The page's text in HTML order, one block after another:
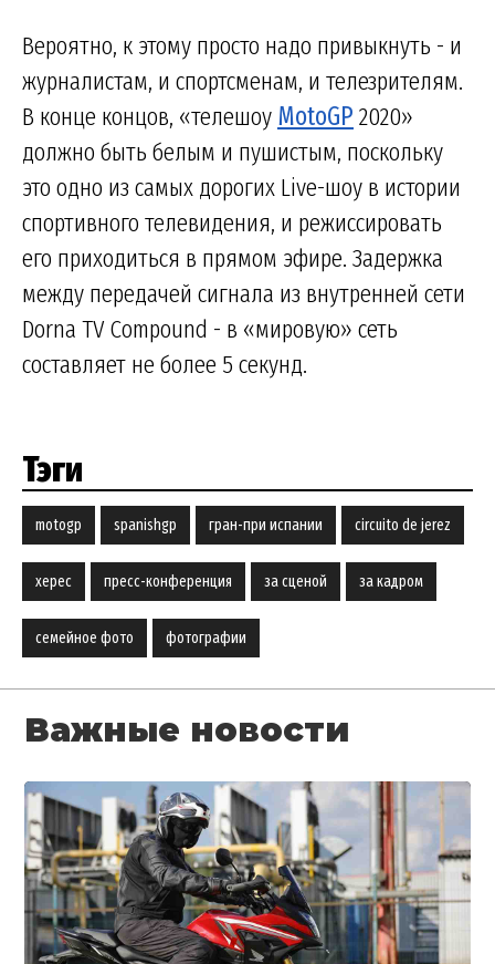
Вероятно, к этому просто надо привыкнуть - и
журналистам, и спортсменам, и телезрителям.
В конце концов, «телешоу MotoGP 2020»
должно быть белым и пушистым, поскольку
это одно из самых дорогих Live-шоу в истории
спортивного телевидения, и режиссировать
его приходиться в прямом эфире. Задержка
между передачей сигнала из внутренней сети
Dorna TV Compound - в «мировую» сеть
составляет не более 5 секунд.
Тэги
motogp spanishgp гран-при испании circuito de jerez
херес пресс-конференция за сценой за кадром
семейное фото фотографии
Важные новости